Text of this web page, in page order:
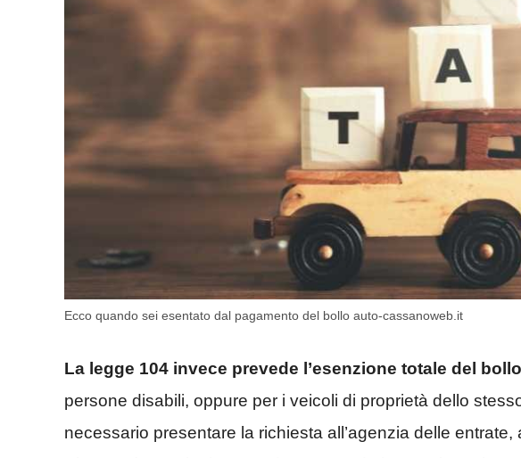
Ecco quando sei esentato dal pagamento del bollo auto-cassanoweb.it
La legge 104 invece prevede l’esenzione totale del bollo
persone disabili, oppure per i veicoli di proprietà dello
necessario presentare la richiesta all’agenzia delle entrate,